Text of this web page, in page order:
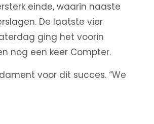
einde, waarin naaste
De laatste vier
ging het voorin
nog een keer Compter.
voor dit succes. “We